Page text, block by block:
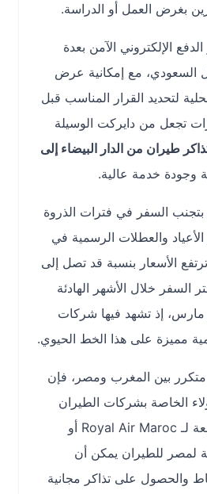
العمل أو الدراسة.
الآمن بعدة
مع إمكانية عرض
القرار المناسب قبل
من دايركت الوسيلة
من الدار البيضاء إلى
خدمة عالية.
السفر في فترات الذروة
والعطلات الرسمية في
بنسبة قد تصل إلى
خلال الأشهر الهادئة
إذ تشهد فيها شركات
على هذا الخط الحيوي.
بين المغرب ومصر، فإن
بشركات الطيران
للطيران يمكن أن
على تذاكر مجانية